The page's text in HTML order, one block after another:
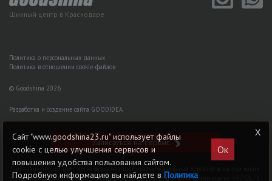
Шинный центр в Краснодаре
Политика о персональных данных
Политика в отношении cookie-файлов
© Goodshina 2026
Разработка и создание сайта GOODIDEA
Записаться на сервис
Данный интернет-сайт носит исключительно информационный характер и ни при каких
условиях не является публичной офертой, определяемой положениями статьи 437 (2) ГK
Сайт "www.goodshina23.ru" использует файлы
cookie с целью улучшения сервисов и
повышения удобства пользования сайтом.
Подробную информацию вы найдете вПолитика
Ок